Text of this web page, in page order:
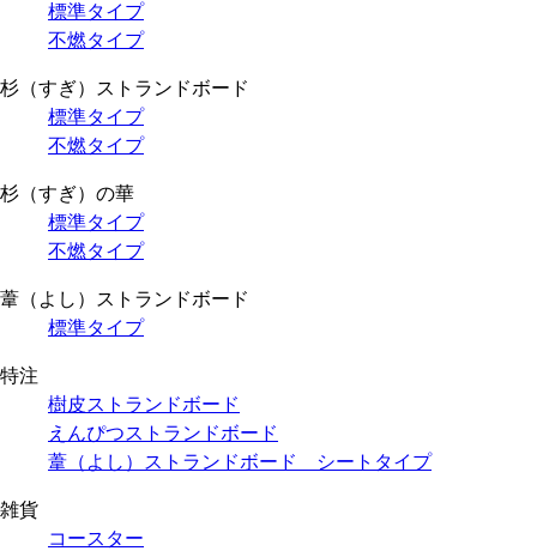
標準タイプ
不燃タイプ
杉（すぎ）ストランドボード
標準タイプ
不燃タイプ
杉（すぎ）の華
標準タイプ
不燃タイプ
葦（よし）ストランドボード
標準タイプ
特注
樹皮ストランドボード
えんぴつストランドボード
葦（よし）ストランドボード シートタイプ
雑貨
コースター